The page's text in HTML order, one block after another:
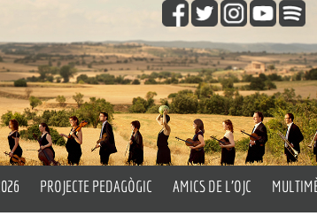
PROJECTE PEDAGÒGIC AMICS DE L’OJC